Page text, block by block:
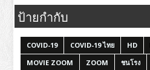
ป้ายกำกับ
COVID-19 COVID-19 ไทย HD
MOVIE ZOOM
ZOOM ชนโรง